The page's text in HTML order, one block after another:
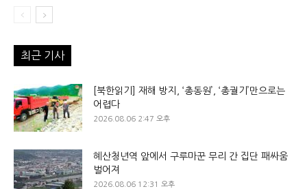
최근 기사
[북한읽기] 재해 방지, ‘총동원’, ‘총궐기’만으로는
어렵다
2026.08.06 2:47 오후
혜산청년역 앞에서 구루마꾼 무리 간 집단 패싸움
벌어져
2026.08.06 12:31 오후